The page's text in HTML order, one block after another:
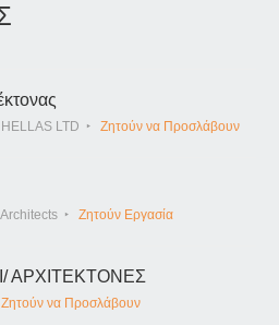
LTD Ζητούν να Προσλάβουν
Ζητούν Εργασία
ΑΡΧΙΤΕΚΤΟΝΕΣ
Ζητούν να Προσλάβουν